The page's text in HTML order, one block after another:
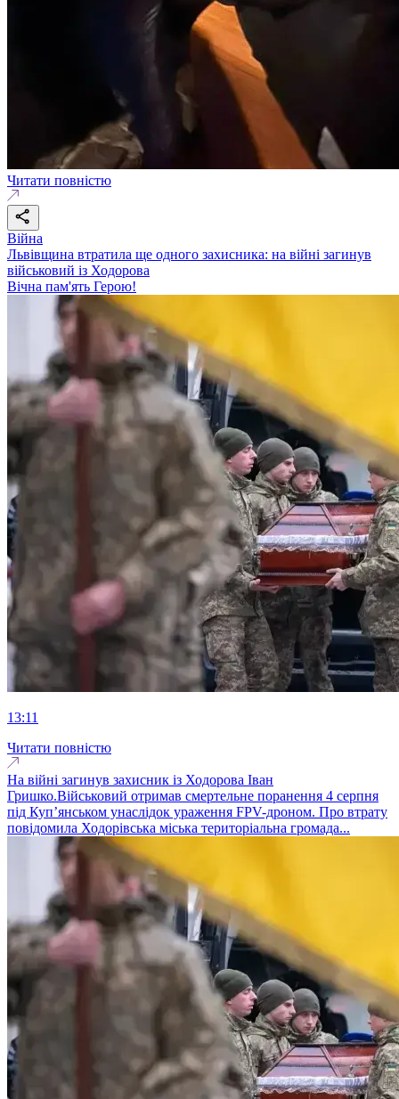
Читати повністю
Війна
Львівщина втратила ще одного захисника: на війні загинув
військовий із Ходорова
Вічна пам'ять Герою!
13:11
Читати повністю
На війні загинув захисник із Ходорова Іван
Гришко.Військовий отримав смертельне поранення 4 серпня
під Куп’янськом унаслідок ураження FPV-дроном. Про втрату
повідомила Ходорівська міська територіальна громада...